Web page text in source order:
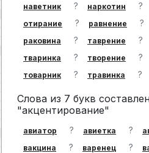
наветник ? наркотин ?
отирание ? равнение ?
раковина ? таврение ?
тваринка ? творение ?
товарник ? травинка ?
Слова из 7 букв
"акцентирование"
авиатор ? авиетка ?
вакцина ? варенец ?